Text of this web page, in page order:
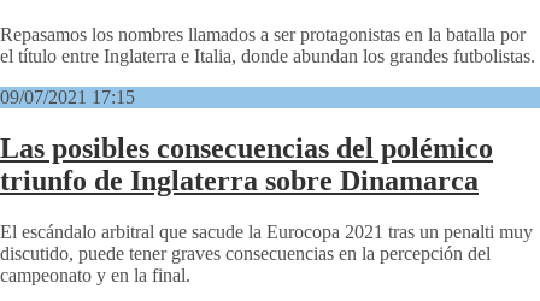
Repasamos los nombres llamados a ser protagonistas en la batalla por
el título entre Inglaterra e Italia, donde abundan los grandes futbolistas.
09/07/2021 17:15
Las posibles consecuencias del polémico
triunfo de Inglaterra sobre Dinamarca
El escándalo arbitral que sacude la Eurocopa 2021 tras un penalti muy
discutido, puede tener graves consecuencias en la percepción del
campeonato y en la final.